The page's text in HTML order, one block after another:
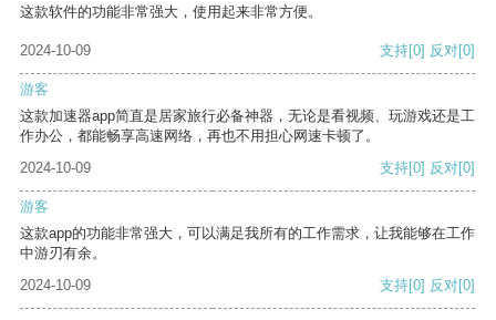
这款软件的功能非常强大，使用起来非常方便。
2024-10-09 支持[0] 反对[0]
游客
这款加速器app简直是居家旅行必备神器，无论是看视频、玩游戏还是工
作办公，都能畅享高速网络，再也不用担心网速卡顿了。
2024-10-09
支持[0] 反对[0]
游客
这款app的功能非常强大，可以满足我所有的工作需求，让我能够在工作
中游刃有余。
2024-10-09
支持[0] 反对[0]